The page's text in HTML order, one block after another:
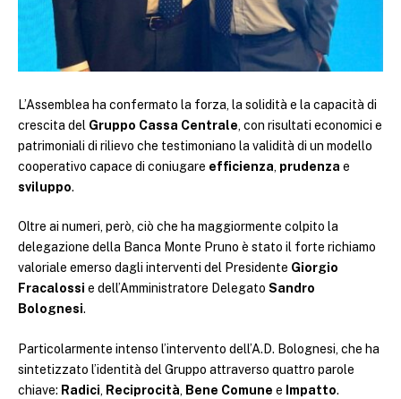
L’Assemblea ha confermato la forza, la solidità e la capacità di
crescita del Gruppo Cassa Centrale, con risultati economici e
patrimoniali di rilievo che testimoniano la validità di un modello
cooperativo capace di coniugare efficienza, prudenza e
sviluppo.
Oltre ai numeri, però, ciò che ha maggiormente colpito la
delegazione della Banca Monte Pruno è stato il forte richiamo
valoriale emerso dagli interventi del Presidente Giorgio
Fracalossi e dell’Amministratore Delegato Sandro
Bolognesi.
Particolarmente intenso l’intervento dell’A.D. Bolognesi, che ha
sintetizzato l’identità del Gruppo attraverso quattro parole
chiave: Radici, Reciprocità, Bene Comune e Impatto.